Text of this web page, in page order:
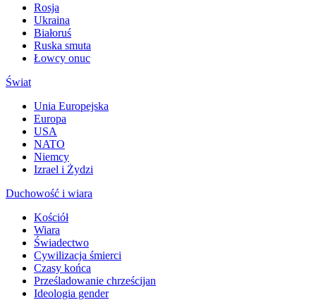
Rosja
Ukraina
Białoruś
Ruska smuta
Łowcy onuc
Świat
Unia Europejska
Europa
USA
NATO
Niemcy
Izrael i Żydzi
Duchowość i wiara
Kościół
Wiara
Świadectwo
Cywilizacja śmierci
Czasy końca
Prześladowanie chrześcijan
Ideologia gender